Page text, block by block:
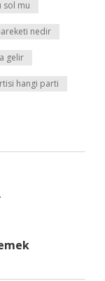
sol mu
nedir
gelir
hangi parti